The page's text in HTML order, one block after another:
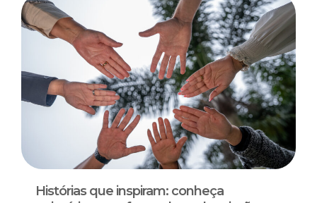
Histórias que inspiram: conheça